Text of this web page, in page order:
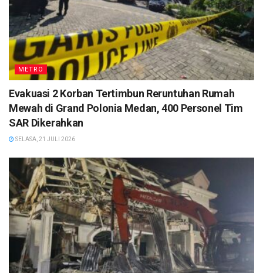
METRO
Evakuasi 2 Korban Tertimbun Reruntuhan Rumah
Mewah di Grand Polonia Medan, 400 Personel Tim
SAR Dikerahkan
SELASA, 21 JULI 2026